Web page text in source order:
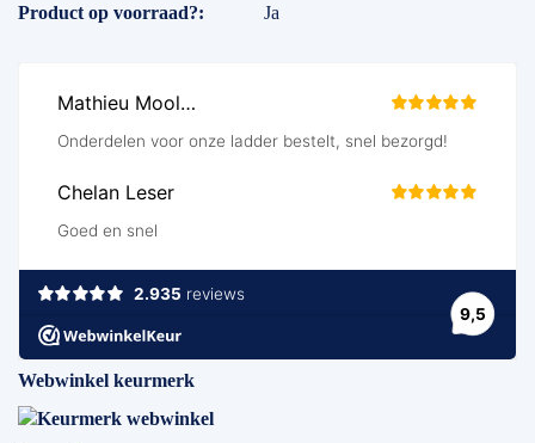
Product op voorraad?
Ja
Webwinkel keurmerk